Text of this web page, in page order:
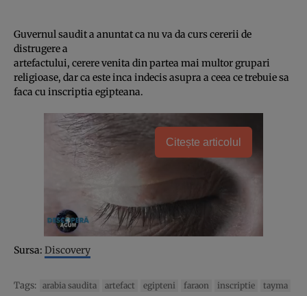
Guvernul saudit a anuntat ca nu va da curs cererii de
distrugere a
artefactului, cerere venita din partea mai multor grupari
religioase, dar ca este inca indecis asupra a ceea ce trebuie sa
faca cu inscriptia egipteana.
Citește articolul
Sursa: Discovery
Tags: arabia saudita artefact egipteni faraon inscriptie tayma